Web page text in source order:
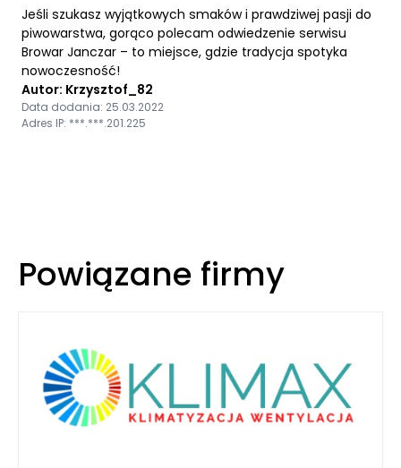
Jeśli szukasz wyjątkowych smaków i prawdziwej pasji do
piwowarstwa, gorąco polecam odwiedzenie serwisu
Browar Janczar – to miejsce, gdzie tradycja spotyka
nowoczesność!
Autor: Krzysztof_82
Data dodania: 25.03.2022
Adres IP: ***.***.201.225
Powiązane firmy